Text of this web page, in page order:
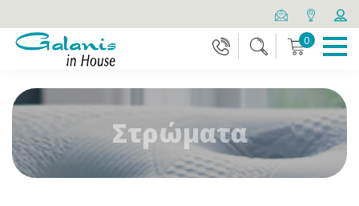
0
Στρώματα